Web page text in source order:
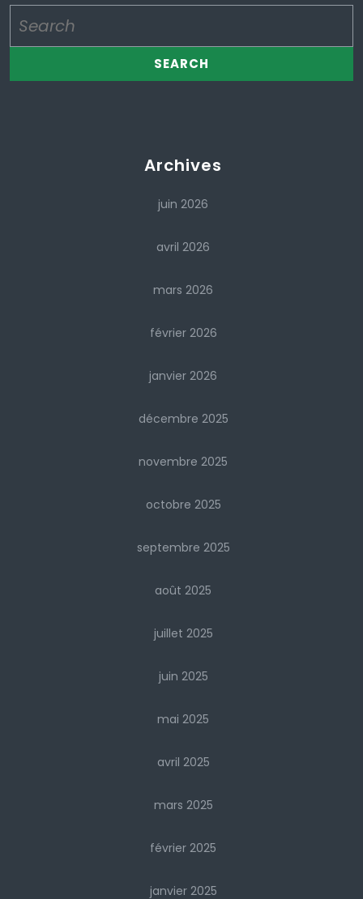
for:
Archives
juin 2026
avril 2026
mars 2026
février 2026
janvier 2026
décembre 2025
novembre 2025
octobre 2025
septembre 2025
août 2025
juillet 2025
juin 2025
mai 2025
avril 2025
mars 2025
février 2025
janvier 2025